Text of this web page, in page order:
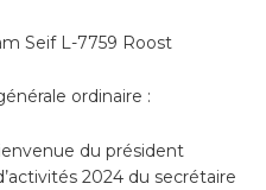
Seif L-7759 Roost
ordinaire :
du président
2024 du secrétaire